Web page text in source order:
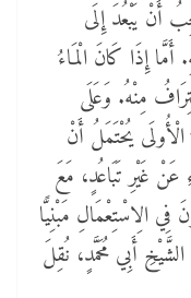
أَنْ يَبْعُدَ إِلَى
إِذَا كَانَ الْمَاءُ
مِنْهُ. وَعَلَى
الْأُولَى يُحْتَمَلُ أَنْ
عَنْ غَيْرِ تَبَاعُدٍ، مَعَ
فِي الِاسْتِعْمَالِ مَبْنِيًّا
أَبِي مُحَمَّدٍ، نُقِلَ